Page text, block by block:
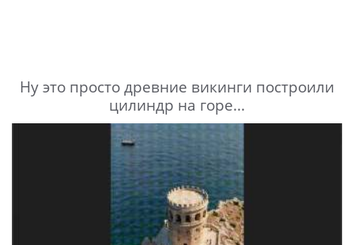
Ну это просто древние викинги построили
цилиндр на горе...